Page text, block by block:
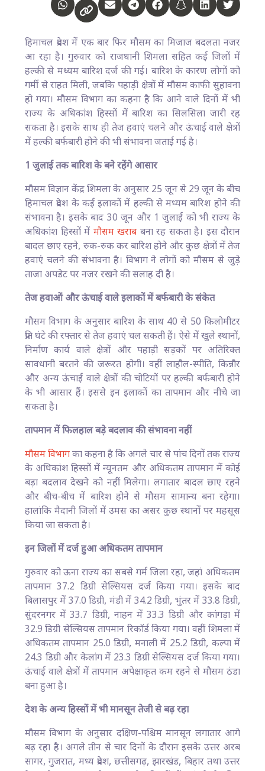
हिमाचल प्रदेश में एक बार फिर मौसम का मिजाज बदलता नजर
आ रहा है। गुरुवार को राजधानी शिमला सहित कई जिलों में
हल्की से मध्यम बारिश दर्ज की गई। बारिश के कारण लोगों को
गर्मी से राहत मिली, जबकि पहाड़ी क्षेत्रों में मौसम काफी सुहावना
हो गया। मौसम विभाग का कहना है कि आने वाले दिनों में भी
राज्य के अधिकांश हिस्सों में बारिश का सिलसिला जारी रह
सकता है। इसके साथ ही तेज हवाएं चलने और ऊंचाई वाले क्षेत्रों
में हल्की बर्फबारी होने की भी संभावना जताई गई है।
1 जुलाई तक बारिश के बने रहेंगे आसार
मौसम विज्ञान केंद्र शिमला के अनुसार 25 जून से 29 जून के बीच
हिमाचल प्रदेश के कई इलाकों में हल्की से मध्यम बारिश होने की
संभावना है। इसके बाद 30 जून और 1 जुलाई को भी राज्य के
अधिकांश हिस्सों में मौसम खराब बना रह सकता है। इस दौरान
बादल छाए रहने, रुक-रुक कर बारिश होने और कुछ क्षेत्रों में तेज
हवाएं चलने की संभावना है। विभाग ने लोगों को मौसम से जुड़े
ताजा अपडेट पर नजर रखने की सलाह दी है।
तेज हवाओं और ऊंचाई वाले इलाकों में बर्फबारी के संकेत
मौसम विभाग के अनुसार बारिश के साथ 40 से 50 किलोमीटर
प्रति घंटे की रफ्तार से तेज हवाएं चल सकती हैं। ऐसे में खुले स्थानों,
निर्माण कार्य वाले क्षेत्रों और पहाड़ी सड़कों पर अतिरिक्त
सावधानी बरतने की जरूरत होगी। वहीं लाहौल-स्पीति, किन्नौर
और अन्य ऊंचाई वाले क्षेत्रों की चोटियों पर हल्की बर्फबारी होने
के भी आसार हैं। इससे इन इलाकों का तापमान और नीचे जा
सकता है।
तापमान में फिलहाल बड़े बदलाव की संभावना नहीं
मौसम विभागका कहना है कि अगले चार से पांच दिनों तक राज्य
के अधिकांश हिस्सों में न्यूनतम और अधिकतम तापमान में कोई
बड़ा बदलाव देखने को नहीं मिलेगा। लगातार बादल छाए रहने
और बीच-बीच में बारिश होने से मौसम सामान्य बना रहेगा।
हालांकि मैदानी जिलों में उमस का असर कुछ स्थानों पर महसूस
किया जा सकता है।
इन जिलों में दर्ज हुआ अधिकतम तापमान
गुरुवार को ऊना राज्य का सबसे गर्म जिला रहा, जहां अधिकतम
तापमान 37.2 डिग्री सेल्सियस दर्ज किया गया। इसके बाद
बिलासपुर में 37.0 डिग्री, मंडी में 34.2 डिग्री, भुंतर में 33.8 डिग्री,
सुंदरनगर में 33.7 डिग्री, नाहन में 33.3 डिग्री और कांगड़ा में
32.9 डिग्री सेल्सियस तापमान रिकॉर्ड किया गया। वहीं शिमला में
अधिकतम तापमान 25.0 डिग्री, मनाली में 25.2 डिग्री, कल्पा में
24.3 डिग्री और केलांग में 23.3 डिग्री सेल्सियस दर्ज किया गया।
ऊंचाई वाले क्षेत्रों में तापमान अपेक्षाकृत कम रहने से मौसम ठंडा
बना हुआ है।
देश के अन्य हिस्सों में भी मानसून तेजी से बढ़ रहा
मौसम विभाग के अनुसार दक्षिण-पश्चिम मानसून लगातार आगे
बढ़ रहा है। अगले तीन से चार दिनों के दौरान इसके उत्तर अरब
सागर, गुजरात, मध्य प्रदेश, छत्तीसगढ़, झारखंड, बिहार तथा उत्तर